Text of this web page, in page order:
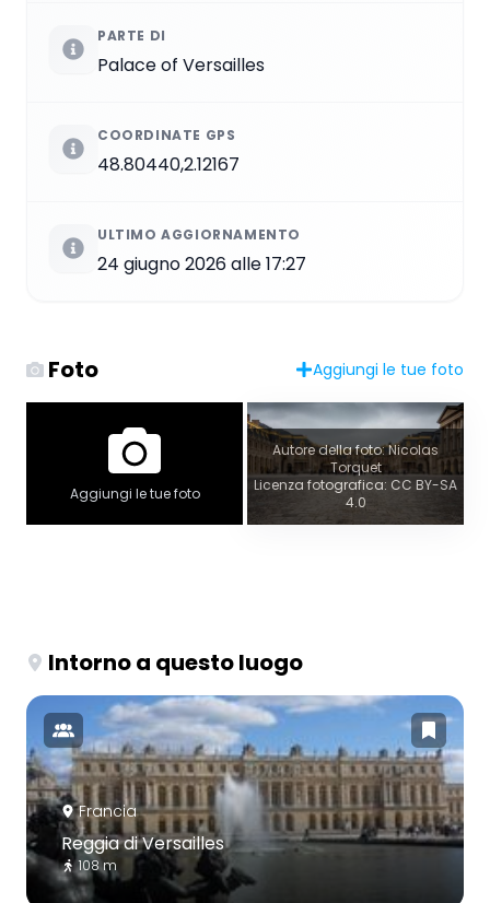
PARTE DI
Palace of Versailles
COORDINATE GPS
48.80440,2.12167
ULTIMO AGGIORNAMENTO
24 giugno 2026 alle 17:27
Foto Aggiungi le tue foto
Aggiungi le tue foto
Autore della foto: Nicolas
Torquet
Licenza fotografica: CC BY-SA
4.0
Intorno a questo luogo
Francia
Reggia di Versailles
108 m